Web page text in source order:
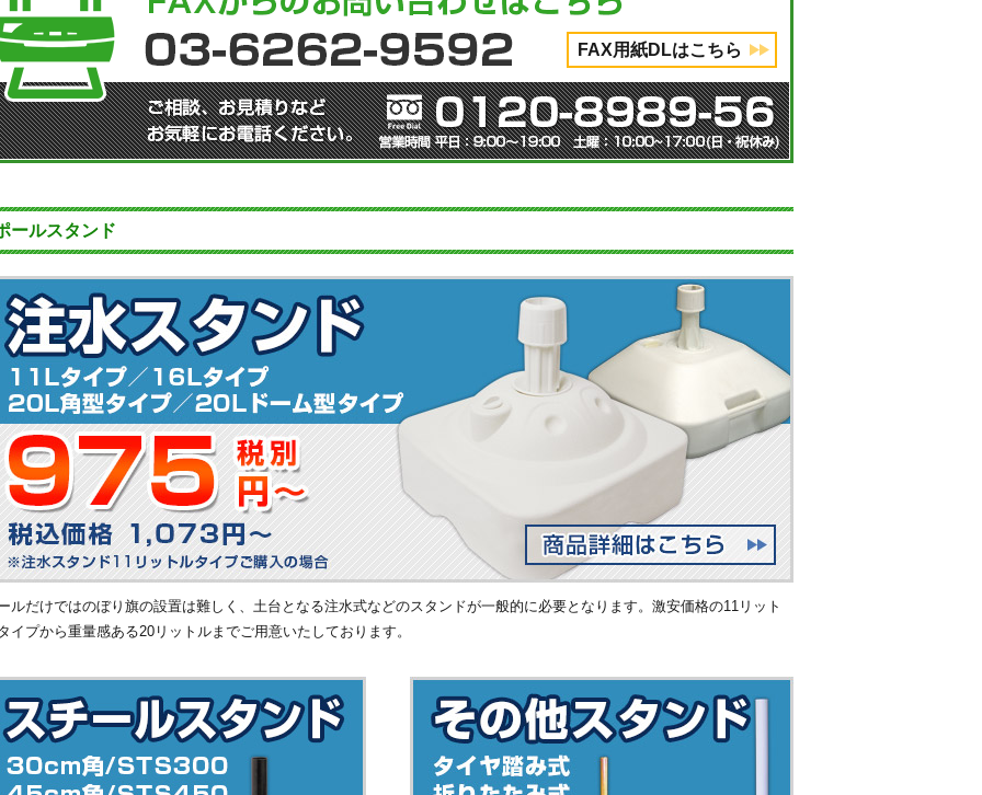
FAX用紙DLはこちら
ールスタンド
ルだけではのぼり旗の設置は難しく、土台となる注水式などのスタンドが一般的に必要となります。激安価格の11リット
イプから重量感ある20リットルまでご用意いたしております。